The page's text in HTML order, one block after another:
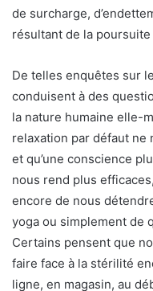
de surcharge,
résultant de la
De telles enquêtes sur
conduisent à des
la nature humaine elle-
relaxation par défaut
et qu’une conscience
nous rend plus
encore de nous
yoga ou simplement de
Certains pensent que
faire face à la stérilité
ligne, en magasin, au